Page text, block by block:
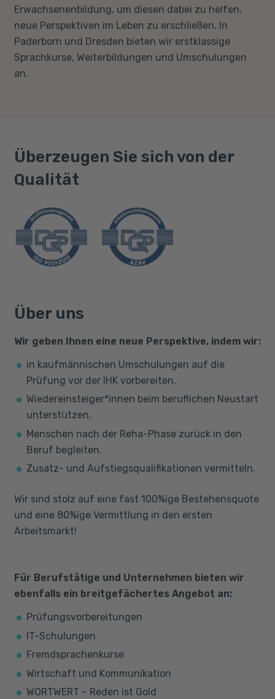
Erwachsenenbildung, um diesen dabei zu helfen,
neue Perspektiven im Leben zu erschließen. In
Paderborn und Dresden bieten wir erstklassige
Sprachkurse, Weiterbildungen und Umschulungen
an.
Überzeugen Sie sich von der
Qualität
Über uns
Wir geben Ihnen eine neue Perspektive, indem wir:
in kaufmännischen Umschulungen auf die
Prüfung vor der IHK vorbereiten.
Wiedereinsteiger*innen beim beruflichen Neustart
unterstützen.
Menschen nach der Reha-Phase zurück in den
Beruf begleiten.
Zusatz- und Aufstiegsqualifikationen vermitteln.
Wir sind stolz auf eine fast 100%ige Bestehensquote
und eine 80%ige Vermittlung in den ersten
Arbeitsmarkt!
Für Berufstätige und Unternehmen bieten wir
ebenfalls ein breitgefächertes Angebot an:
Prüfungsvorbereitungen
IT-Schulungen
Fremdsprachenkurse
Wirtschaft und Kommunikation
WORTWERT – Reden ist Gold